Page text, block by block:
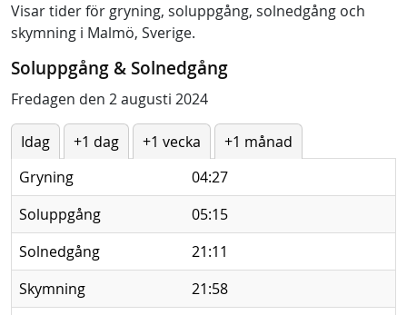
Visar tider för gryning, soluppgång, solnedgång och
skymning i Malmö, Sverige.
Soluppgång & Solnedgång
Fredagen den 2 augusti 2024
Idag +1 dag +1 vecka
+1 månad
Gryning
04:27
Soluppgång
05:15
Solnedgång
21:11
Skymning
21:58